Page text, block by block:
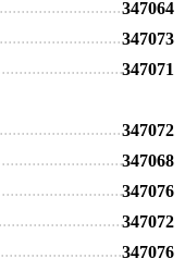
347064
347073
347071
347072
347068
347076
347072
347076